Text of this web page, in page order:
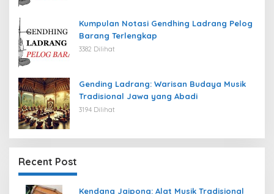
Kumpulan Notasi Gendhing Ladrang Pelog
Barang Terlengkap
3382 Dilihat
Gending Ladrang: Warisan Budaya Musik
Tradisional Jawa yang Abadi
3194 Dilihat
Recent Post
Kendang Jaipong: Alat Musik Tradisional